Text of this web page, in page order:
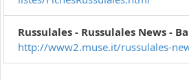
Russulales - Russulales News -
http://www2.muse.it/russulales-